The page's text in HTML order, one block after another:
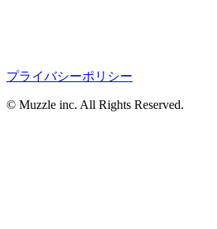
プライバシーポリシー
© Muzzle inc. All Rights Reserved.